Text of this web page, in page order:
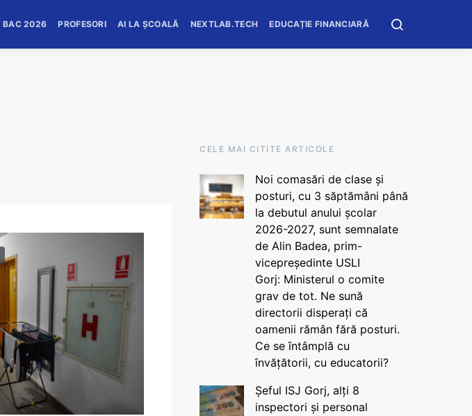
BAC 2026 PROFESORI AI LA ȘCOALĂ NEXTLAB.TECH EDUCAȚIE FINANCIARĂ
CELE MAI CITITE ARTICOLE
Noi comasări de clase și
posturi, cu 3 săptămâni până
la debutul anului școlar
2026-2027, sunt semnalate
de Alin Badea, prim-
vicepreședinte USLI
Gorj: Ministerul o comite
grav de tot. Ne sună
directorii disperați că
oamenii rămân fără posturi.
Ce se întâmplă cu
învățătorii, cu educatorii?
Șeful ISJ Gorj, alți 8
inspectori și personal